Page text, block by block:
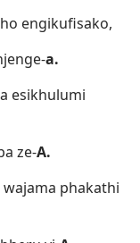
engikufisako,
a.
esikhulumi
ze-A.
phakathi